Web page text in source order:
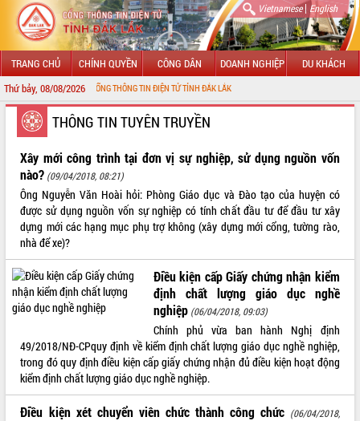
Vietnamese| English
TRANG CHỦ CHÍNH QUYỀN CÔNG DÂN DOANH NGHIỆP DU KHÁCH
Thứ bảy, 08/08/2026
ĐẾN VỚI CỔNG THÔNG TIN ĐIỆN TỬ TỈNH ĐẮK LẮK
GIỚI THIỆU
LÃNH ĐẠO UBND TỈNH
TIN TỨC SỰ KIỆN
SỞ, BAN, NGÀNH
UBND CÁC XÃ, PHƯỜNG
THÔNG TIN CHỈ ĐẠO ĐIỀU HÀNH
HỆ THỐNG VĂN BẢN
VĂN BẢN HĐND TỈNH
ĐIỂM TIN VĂN BẢN
QUY HOẠCH - KẾ HOẠCH
THÔNG TIN TUYÊN TRUYỀN
Xây mới công trình tại đơn vị sự nghiệp, sử dụng nguồn vốn
nào? (09/04/2018, 08:21)
Ông Nguyễn Văn Hoài hỏi: Phòng Giáo dục và Đào tạo của huyện có
được sử dụng nguồn vốn sự nghiệp có tính chất đầu tư để đầu tư xây
dựng mới các hạng mục phụ trợ không (xây dựng mới cổng, tường rào,
nhà để xe)?
Điều kiện cấp Giấy chứng nhận kiểm
định chất lượng giáo dục nghề
nghiệp (06/04/2018, 09:03)
Chính phủ vừa ban hành Nghị định
49/2018/NĐ-CPquy định về kiểm định chất lượng giáo dục nghề nghiệp,
trong đó quy định điều kiện cấp giấy chứng nhận đủ điều kiện hoạt động
kiểm định chất lượng giáo dục nghề nghiệp.
Điều kiện xét chuyển viên chức thành công chức (06/04/2018,